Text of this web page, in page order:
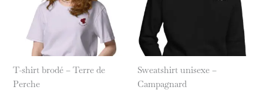
T-shirt brodé – Terre de
Perche
Sweatshirt unisexe –
Campagnard